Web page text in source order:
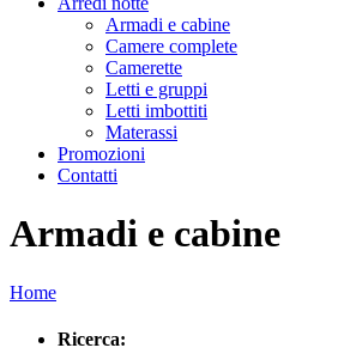
Armadi e cabine
Camere complete
Camerette
Letti e gruppi
Letti imbottiti
Materassi
Promozioni
Contatti
Armadi e cabine
Home
Ricerca: